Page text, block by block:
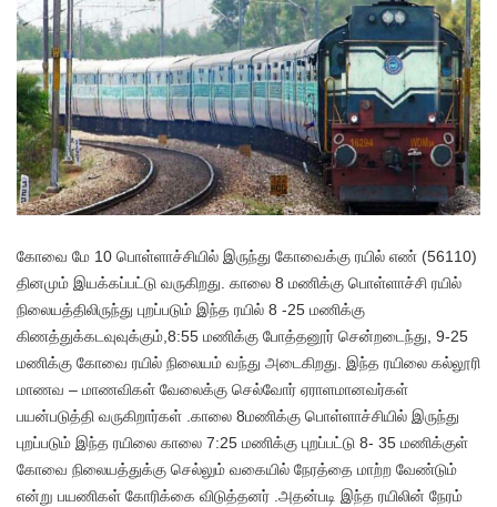
கோவை மே 10 பொள்ளாச்சியில் இருந்து கோவைக்கு ரயில் எண் (56110)
தினமும் இயக்கப்பட்டு வருகிறது. காலை 8 மணிக்கு பொள்ளாச்சி ரயில்
நிலையத்திலிருந்து புறப்படும் இந்த ரயில் 8 -25 மணிக்கு
கிணத்துக்கடவுவுக்கும்,8:55 மணிக்கு போத்தனூர் சென்றடைந்து, 9-25
மணிக்கு கோவை ரயில் நிலையம் வந்து அடைகிறது. இந்த ரயிலை கல்லூரி
மாணவ – மாணவிகள் வேலைக்கு செல்வோர் ஏராளமானவர்கள்
பயன்படுத்தி வருகிறார்கள் .காலை 8மணிக்கு பொள்ளாச்சியில் இருந்து
புறப்படும் இந்த ரயிலை காலை 7:25 மணிக்கு புறப்பட்டு 8- 35 மணிக்குள்
கோவை நிலையத்துக்கு செல்லும் வகையில் நேரத்தை மாற்ற வேண்டும்
என்று பயணிகள் கோரிக்கை விடுத்தனர் .அதன்படி இந்த ரயிலின் நேரம்